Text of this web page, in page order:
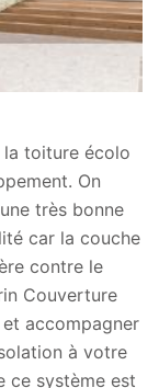
la toiture écolo
On
très bonne
car la couche
contre le
Couverture
accompagner
à votre
ce système est